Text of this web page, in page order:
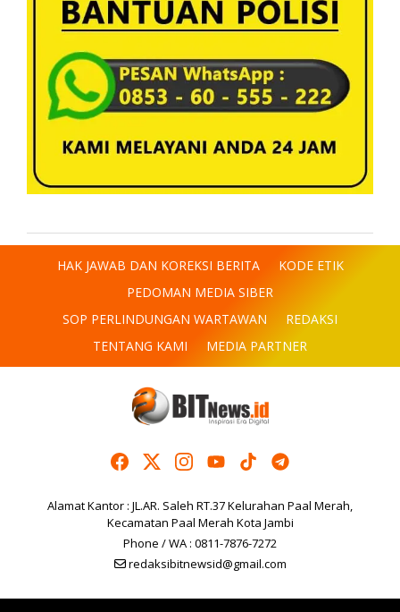
HAK JAWAB DAN KOREKSI BERITA
KODE ETIK
PEDOMAN MEDIA SIBER
SOP PERLINDUNGAN WARTAWAN
REDAKSI
TENTANG KAMI
MEDIA PARTNER
Alamat Kantor : JL.AR. Saleh RT.37 Kelurahan Paal Merah,
Kecamatan Paal Merah Kota Jambi
Phone / WA : 0811-7876-7272
redaksibitnewsid@gmail.com